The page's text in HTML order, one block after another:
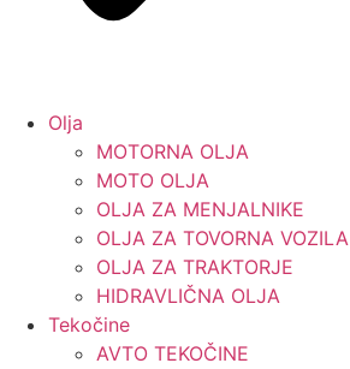
Olja
MOTORNA OLJA
MOTO OLJA
OLJA ZA MENJALNIKE
OLJA ZA TOVORNA VOZILA
OLJA ZA TRAKTORJE
HIDRAVLIČNA OLJA
Tekočine
AVTO TEKOČINE